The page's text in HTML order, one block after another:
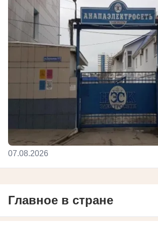
07.08.2026
Главное в стране